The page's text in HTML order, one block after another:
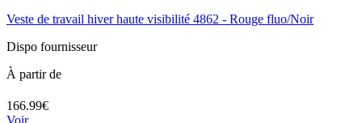
Veste de travail hiver haute visibilité 4862 - Rouge fluo/Noir
Dispo fournisseur
À partir de
166.99€
Voir